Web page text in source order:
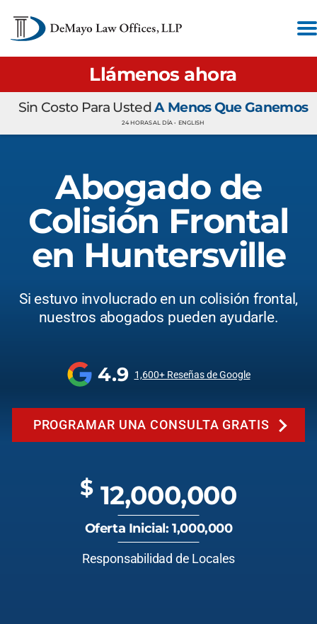
Llámenos ahora
Sin Costo Para UstedA Menos Que Ganemos
24 HORAS AL DÍA • ENGLISH
Abogado de
Colisión Frontal
en Huntersville
Si estuvo involucrado en un colisión frontal,
nuestros abogados pueden ayudarle.
4.9 1,600+ Reseñas de Google
PROGRAMAR UNA CONSULTA GRATIS
$ 12,000,000
Oferta Inicial: 1,000,000
Responsabilidad de Locales